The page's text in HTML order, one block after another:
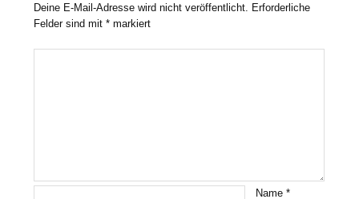
Deine E-Mail-Adresse wird nicht veröffentlicht.
Erforderliche
Felder sind mit* markiert
Name*